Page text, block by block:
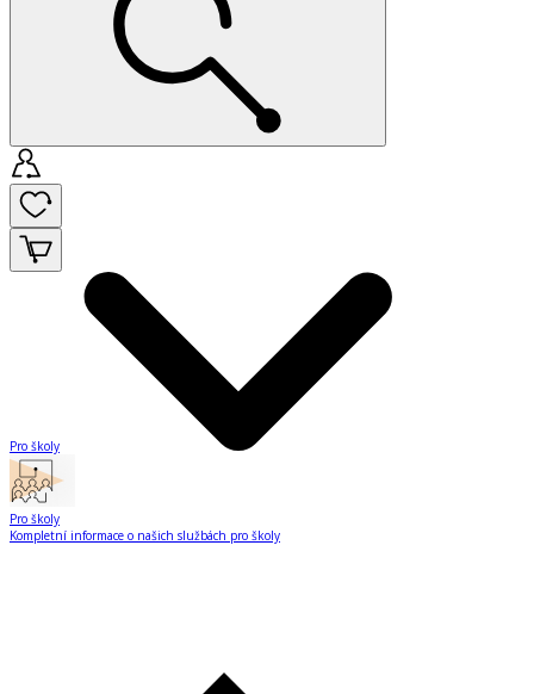
Pro školy
Pro školy
Kompletní informace o našich službách pro školy